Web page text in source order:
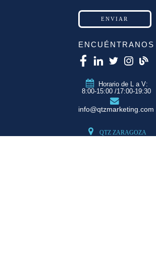
ENCUÉNTRANOS
Horario de L a V:
8:00-15:00 /17:00-19:30
info@qtzmarketing.com
QTZ ZARAGOZA